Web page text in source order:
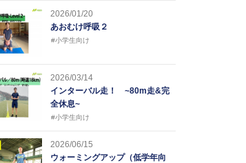
2026/01/20
あおむけ呼吸２
#小学生向け
2026/03/14
インターバル走！ ~80m走&完
全休息~
#小学生向け
2026/06/15
ウォーミングアップ（低学年向